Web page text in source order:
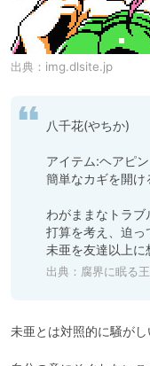
出典： img.dlsite.jp
八千花(やちか)
アイテム:ヘアピン
簡単なカギを開け
わがままなトラブ
打算を考え、迫っ
未亜を友達以上に
出典： 腐界に眠る
未亜とは対照的に騒がし